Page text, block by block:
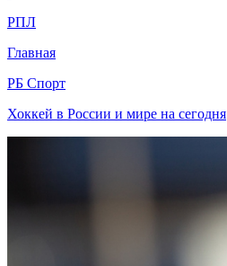
РПЛ
Главная
РБ Спорт
Хоккей в России и мире на сегодня